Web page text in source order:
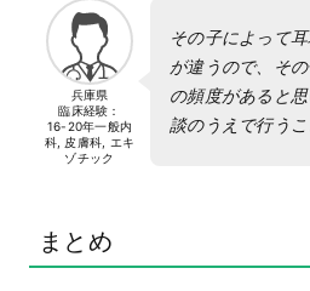
兵庫県
臨床経験：
16-20年一般内
科, 皮膚科, エキ
ゾチック
その子によって
が違うので、そ
の頻度があると
談のうえで行うこ
まとめ